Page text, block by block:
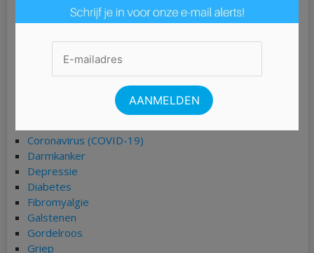
Bloedarmoede
Bronchitis
Buikgriep
Coronavirus (COVID-19)
Darmkanker
Depressie
Diabetes
Fibromyalgie
Galstenen
Gordelroos
Griep